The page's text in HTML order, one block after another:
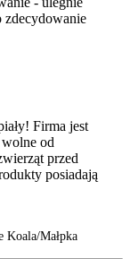
zdecydowanie
Firma jest
od
przed
posiadają
Koala/Małpka